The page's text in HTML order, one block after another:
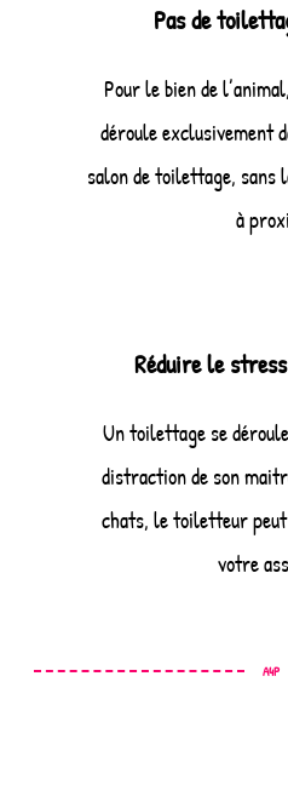
Pas de
Pour le bien de
déroule exclusivement
salon de toilettage, sans
à
Réduire le
Un toilettage se
distraction de son
chats, le toiletteur
votre
A4P